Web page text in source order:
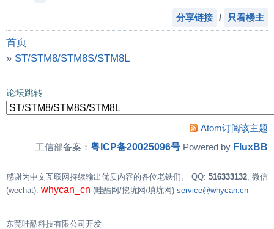
分享链接 / 只看楼主
首页
» ST/STM8/STM8S/STM8L
»STM32F407换荔枝派
论坛跳转
Atom订阅该主题
工信部备案： 粤ICP备20025096号 Powered by FluxBB
感谢为中文互联网持续输出优质内容的各位老铁们。 QQ: 516333132, 微信
(wechat): whycan_cn (哇酷网/挖坑网/填坑网) service@whycan.cn
东莞哇酷科技有限公司开发